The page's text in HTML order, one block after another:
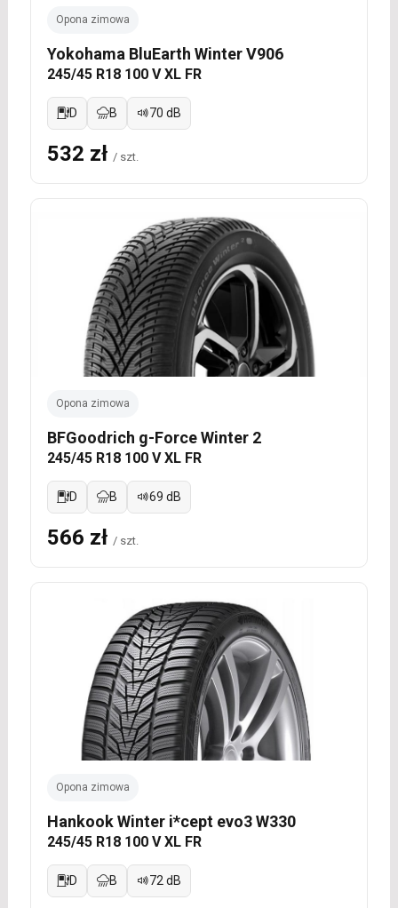
Opona zimowa
Yokohama BluEarth Winter V906
245/45 R18 100 V XL FR
D B 70 dB
532 zł / szt.
Opona zimowa
BFGoodrich g-Force Winter 2
245/45 R18 100 V XL FR
D B 69 dB
566 zł / szt.
Opona zimowa
Hankook Winter i*cept evo3 W330
245/45 R18 100 V XL FR
D B 72 dB